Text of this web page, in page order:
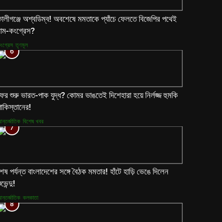
অশ্বডিম্ব! অবশেষে মমতাকে প্যাঁচে ফেলতে বিজেপির পথেই
কংগ্রেস?
তৃণমূল
6
শুরু ভারত-পাক যুদ্ধ? কোমর ভাঙতেই দিশেহারা হয়ে নির্লজ্জ হুমকি
বিশেষ খবর
7
পর্যন্ত বাংলাদেশের সঙ্গে বৈঠক মমতার! হাঁটে হাড়ি ভেঙে দিলেন
কলকাতা
8